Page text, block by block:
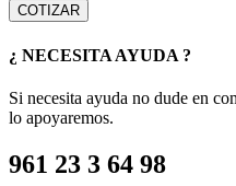
COTIZAR
¿ NECESITA AYUDA ?
Si necesita ayuda no dude en
lo apoyaremos.
961 23 3 64 98